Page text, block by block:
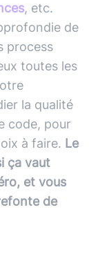
, etc.
de
process
toutes les
la qualité
code, pour
à faire. Le
ça vaut
et vous
de